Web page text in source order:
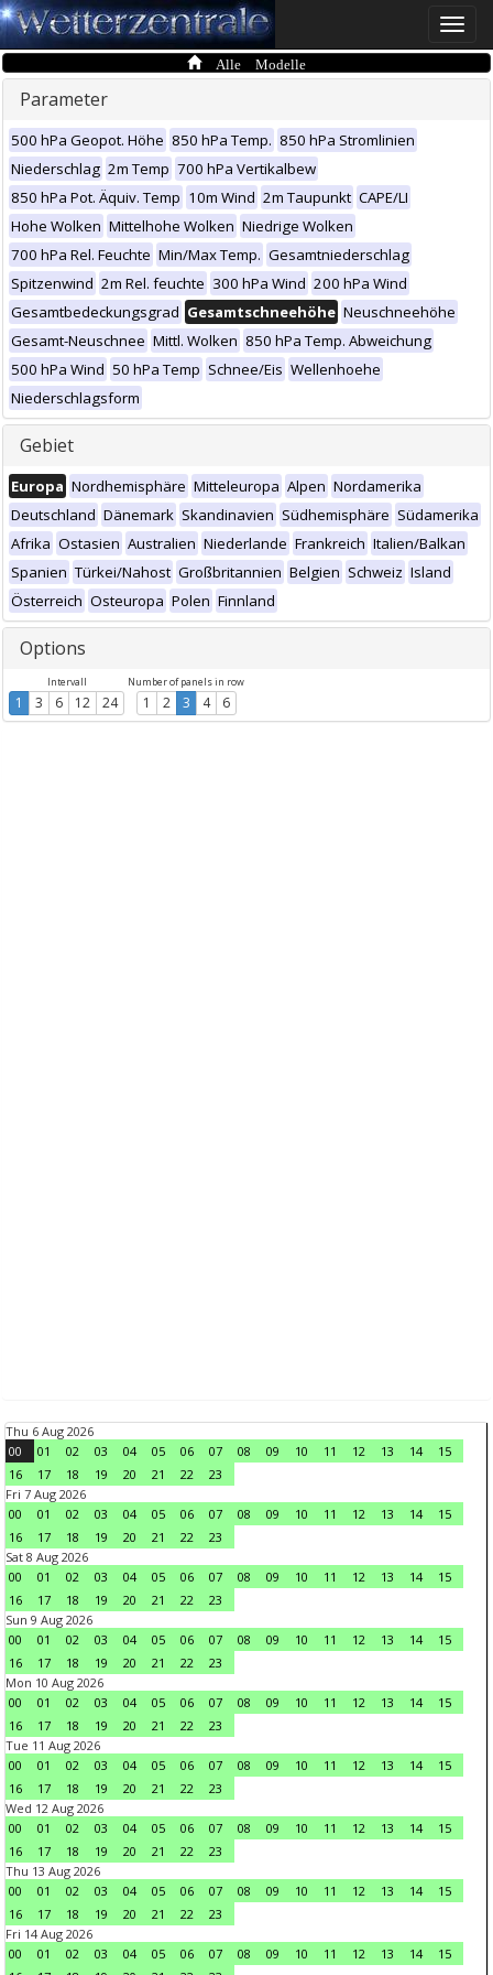
Toggle
Alle Modelle
Parameter
500 hPa Geopot. Höhe 850 hPa Temp. 850 hPa Stromlinien
Niederschlag 2m Temp 700 hPa Vertikalbew
850 hPa Pot. Äquiv. Temp 10m Wind 2m Taupunkt CAPE/LI
Hohe Wolken Mittelhohe Wolken Niedrige Wolken
700 hPa Rel. Feuchte Min/Max Temp. Gesamtniederschlag
Spitzenwind 2m Rel. feuchte 300 hPa Wind 200 hPa Wind
Gesamtbedeckungsgrad Gesamtschneehöhe Neuschneehöhe
Gesamt-Neuschnee Mittl. Wolken 850 hPa Temp. Abweichung
500 hPa Wind 50 hPa Temp Schnee/Eis Wellenhoehe
Niederschlagsform
Gebiet
Europa Nordhemisphäre Mitteleuropa Alpen Nordamerika
Deutschland Dänemark Skandinavien Südhemisphäre Südamerika
Afrika Ostasien Australien Niederlande Frankreich Italien/Balkan
Spanien Türkei/Nahost Großbritannien Belgien Schweiz Island
Österreich Osteuropa Polen Finnland
Options
Intervall
1 3 6 12 24
Number of panels in row
1 2 3 4 6
Thu 6 Aug 2026
00
01 02 03 04 05 06 07 08 09 10 11 12 13 14
15
16
17 18 19 20 21 22
23
Fri 7 Aug 2026
00
01 02 03 04 05 06 07 08 09 10 11 12 13 14
15
16
17 18 19 20 21 22
23
Sat 8 Aug 2026
00
01 02 03 04 05 06 07 08 09 10 11 12 13 14
15
16
17 18 19 20 21 22
23
Sun 9 Aug 2026
00
01 02 03 04 05 06 07 08 09 10 11 12 13 14
15
16
17 18 19 20 21 22
23
Mon 10 Aug 2026
00
01 02 03 04 05 06 07 08 09 10 11 12 13 14
15
16
17 18 19 20 21 22
23
Tue 11 Aug 2026
00
01 02 03 04 05 06 07 08 09 10 11 12 13 14
15
16
17 18 19 20 21 22
23
Wed 12 Aug 2026
00
01 02 03 04 05 06 07 08 09 10 11 12 13 14
15
16
17 18 19 20 21 22
23
Thu 13 Aug 2026
00
01 02 03 04 05 06 07 08 09 10 11 12 13 14
15
16
17 18 19 20 21 22
23
Fri 14 Aug 2026
00
01 02 03 04 05 06 07 08 09 10 11 12 13 14
15